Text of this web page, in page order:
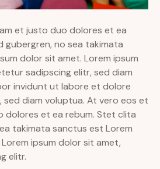
et justo duo dolores et ea
gubergren, no sea takimata
dolor sit amet. Lorem ipsum
sadipscing elitr, sed diam
invidunt ut labore et dolore
sed diam voluptua. At vero eos et
dolores et ea rebum. Stet clita
takimata sanctus est Lorem
ipsum dolor sit amet,
elitr.